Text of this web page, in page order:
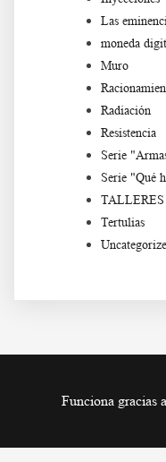
Las
moneda
Muro
Radiación
Resistencia
Serie
Serie "Qué
Tertulias
Funciona gracias